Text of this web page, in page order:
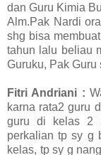
dan Guru Kimia
Alm.Pak Nardi
shg bisa
tahun lalu beliau
Guruku, Pak
Fitri Andriani :
karna rata2 guru
guru di kelas 2
perkalian tp sy g
kelas, tp sy g